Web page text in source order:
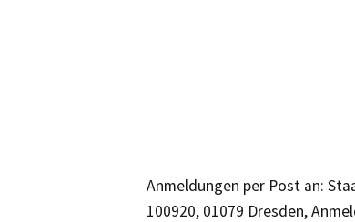
Anmeldungen per Post an:
100920, 01079 Dresden,